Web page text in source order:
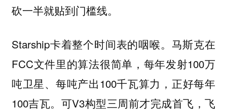
砍一半就贴到门槛线。
Starship卡着整个时间表的咽喉。马斯克在
FCC文件里的算法很简单，每年发射100万
吨卫星、每吨产出100千瓦算力，正好每年
100吉瓦。可V3构型三周前才完成首飞，飞